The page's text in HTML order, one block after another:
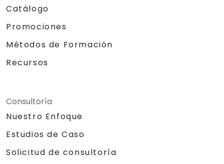
Catálogo
Promociones
Métodos de Formación
Recursos
Consultoría
Nuestro Enfoque
Estudios de Caso
Solicitud de consultoría